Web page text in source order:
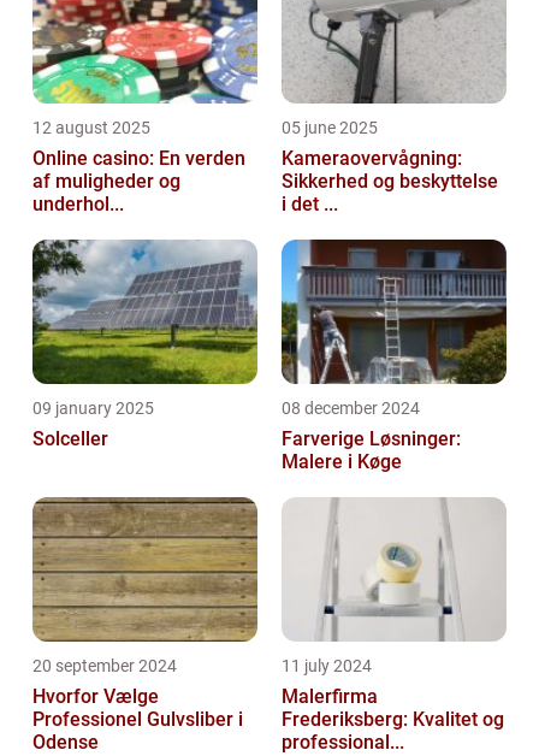
12 august 2025
Online casino: En verden
af muligheder og
underhol...
05 june 2025
Kameraovervågning:
Sikkerhed og beskyttelse
i det ...
09 january 2025
Solceller
08 december 2024
Farverige Løsninger:
Malere i Køge
20 september 2024
Hvorfor Vælge
Professionel Gulvsliber i
Odense
11 july 2024
Malerfirma
Frederiksberg: Kvalitet og
professional...